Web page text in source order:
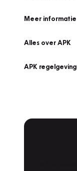
Meer informatie
Alles over APK
APK regelgeving